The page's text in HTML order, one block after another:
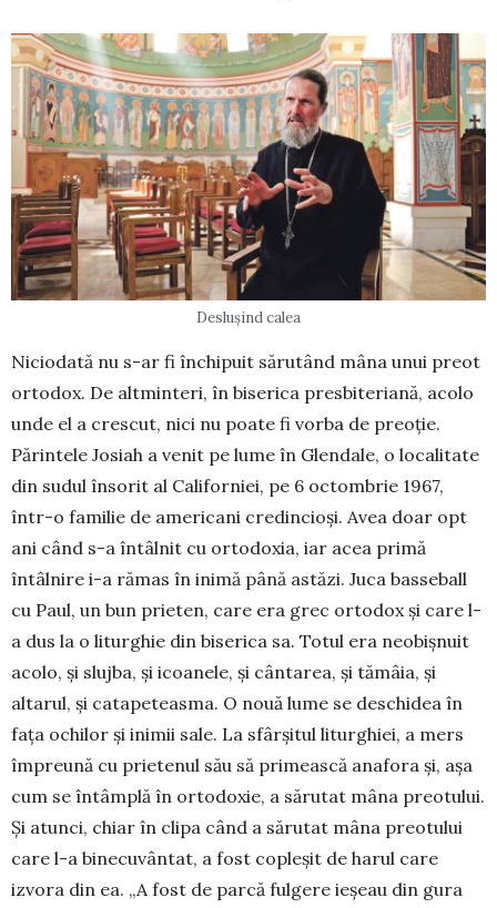
Deslușind calea
Niciodată nu s-ar fi închipuit sărutând mâna unui preot
ortodox. De altminteri, în biserica presbiteriană, acolo
unde el a crescut, nici nu poate fi vorba de preoție.
Părintele Josiah a venit pe lume în Glendale, o localitate
din sudul însorit al Californiei, pe 6 octombrie 1967,
într-o familie de americani credincioși. Avea doar opt
ani când s-a întâlnit cu ortodoxia, iar acea primă
întâlnire i-a rămas în inimă până astăzi. Juca basseball
cu Paul, un bun prieten, care era grec ortodox și care l-
a dus la o liturghie din biserica sa. Totul era neobișnuit
acolo, și slujba, și icoanele, și cântarea, și tămâia, și
altarul, și catapeteasma. O nouă lume se deschidea în
fața ochilor și inimii sale. La sfârșitul liturghiei, a mers
împreună cu prietenul său să primească anafora și, așa
cum se întâmplă în ortodoxie, a sărutat mâna preotului.
Și atunci, chiar în clipa când a sărutat mâna preotului
care l-a binecuvântat, a fost copleșit de harul care
izvora din ea. „A fost de parcă fulgere ieșeau din gura